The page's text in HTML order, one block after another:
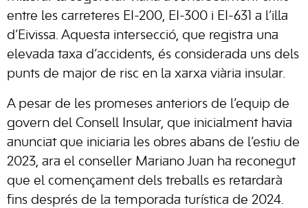
entre les carreteres EI-200, EI-300 i EI-631 a l’illa
d’Eivissa. Aquesta intersecció, que registra una
elevada taxa d’accidents, és considerada uns dels
punts de major de risc en la xarxa viària insular.
A pesar de les promeses anteriors de l’equip de
govern del Consell Insular, que inicialment havia
anunciat que iniciaria les obres abans de l’estiu de
2023, ara el conseller Mariano Juan ha reconegut
que el començament dels treballs es retardarà
fins després de la temporada turística de 2024.